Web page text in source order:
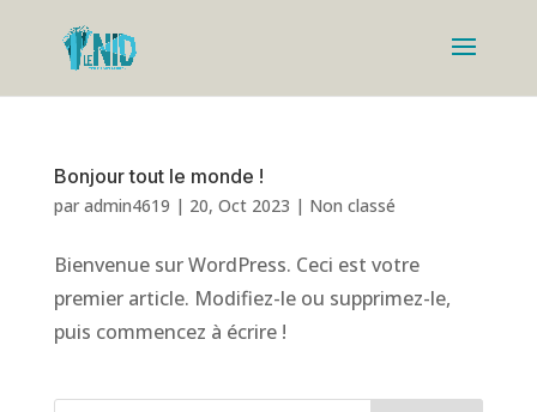
Bonjour tout le monde !
par admin4619 | 20, Oct 2023 | Non classé
Bienvenue sur WordPress. Ceci est votre
premier article. Modifiez-le ou supprimez-le,
puis commencez à écrire !